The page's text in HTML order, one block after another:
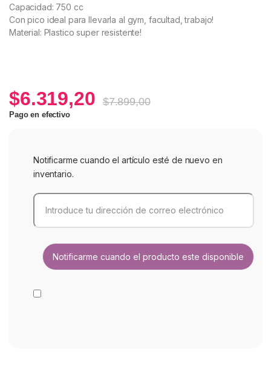
Capacidad: 750 cc
Con pico ideal para llevarla al gym, facultad, trabajo!
Material: Plastico super resistente!
$6.319,20 $7.899,00
Pago en efectivo
Notificarme cuando el artículo esté de nuevo en
inventario.